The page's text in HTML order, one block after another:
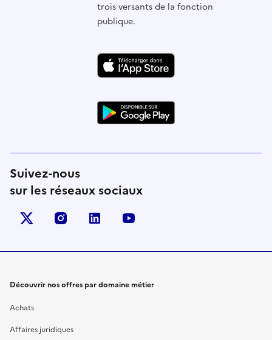
trois versants de la fonction
publique.
Suivez-nous
sur les réseaux sociaux
X (anciennement Twitter)
instagramlinkedin
Découvrir nos offres par domaine métier
Achats
Affaires juridiques